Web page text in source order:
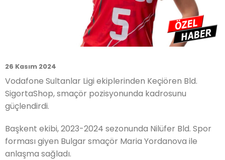
26 Kasım 2024
Vodafone Sultanlar Ligi ekiplerinden Keçiören Bld.
SigortaShop, smaçör pozisyonunda kadrosunu
güçlendirdi.
Başkent ekibi, 2023-2024 sezonunda Nilüfer Bld. Spor
forması giyen Bulgar smaçör Maria Yordanova ile
anlaşma sağladı.